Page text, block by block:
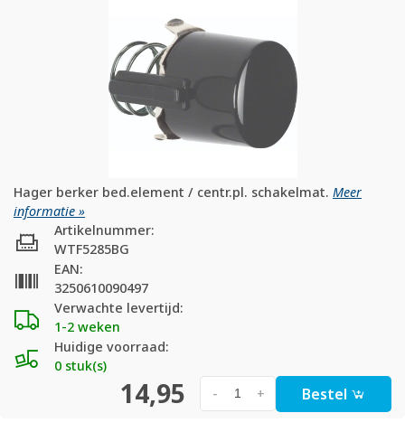
Hager berker bed.element / centr.pl. schakelmat. Meer
informatie »
Verwachte levertijd:
1-2 weken
Huidige voorraad:
0 stuk(s)
Artikelnummer:
WTF5285BG
EAN:
3250610090497
14,95 +
- Bestel